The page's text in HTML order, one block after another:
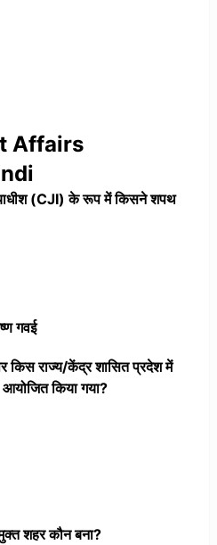
Affairs
(CJI) के रूप में किसने शपथ
गवई
किस राज्य/केंद्र शासित प्रदेश में
किया गया?
शहर कौन बना?